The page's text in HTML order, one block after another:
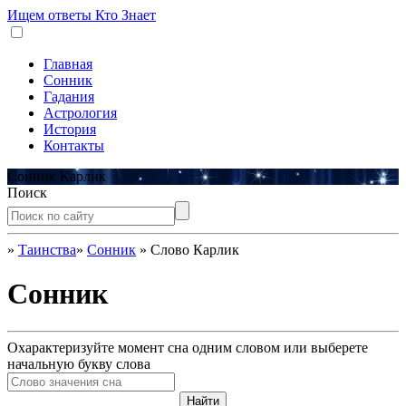
Ищем ответы Кто Знает
Главная
Сонник
Гадания
Астрология
История
Контакты
Сонник Карлик
Поиск
» Таинства» Сонник » Слово Карлик
Сонник
Охарактеризуйте момент сна одним словом или выберете
начальную букву слова